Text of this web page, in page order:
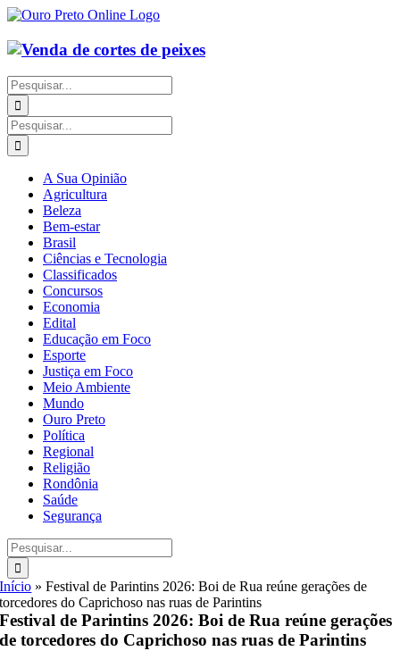
Ir
o
conteúdo
Buscar
resultados
para:
Buscar
resultados
para:
A Sua Opinião
Agricultura
Beleza
Bem-estar
Brasil
Ciências e Tecnologia
Classificados
Concursos
Economia
Edital
Educação em Foco
Esporte
Justiça em Foco
Meio Ambiente
Mundo
Ouro Preto
Política
Regional
Religião
Rondônia
Saúde
Segurança
Buscar
resultados
para:
Início »Festival de Parintins 2026: Boi de Rua reúne gerações de
torcedores do Caprichoso nas ruas de Parintins
Festival de Parintins 2026: Boi de Rua reúne gerações
de torcedores do Caprichoso nas ruas de Parintins